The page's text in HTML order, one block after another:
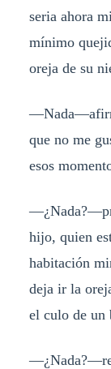
seria ahora
mínimo
oreja de su
que no me
esos
hijo, quien
habitación
deja ir la
el culo de un